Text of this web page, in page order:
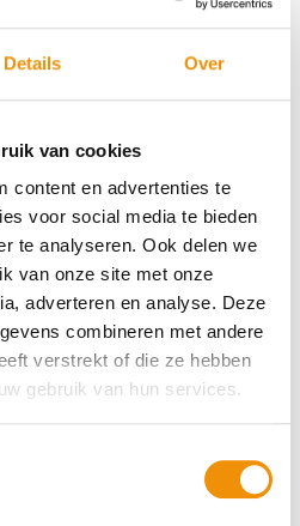
Details Over
van cookies
content en advertenties te
voor social media te bieden
te analyseren. Ook delen we
van onze site met onze
adverteren en analyse. Deze
combineren met andere
verstrekt of die ze hebben
gebruik van hun services.
Parken
per jaar:
km’s
2,47%*
5 op 7
honderdduizenden
van de Noordzee: de
Beleg mee en laat